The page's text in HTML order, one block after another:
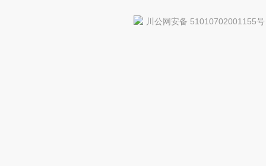
川公网安备 51010702001155号